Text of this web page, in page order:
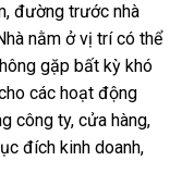
đường trước nhà
nằm ở vị trí có thể
gặp bất kỳ khó
các hoạt động
công ty, cửa hàng,
đích kinh doanh,